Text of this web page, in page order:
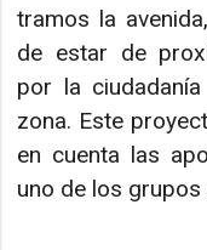
tramos la
de estar de
por la
zona. Este
en cuenta las
uno de los